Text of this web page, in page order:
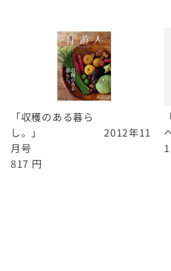
「収穫のある暮ら
し。」 2012年11
月号
817 円